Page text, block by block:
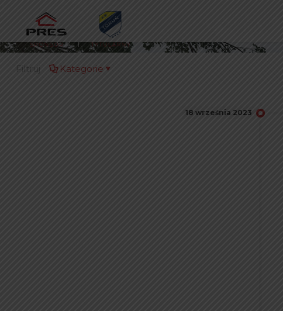
Filtruj Kategorie
18 września 2023